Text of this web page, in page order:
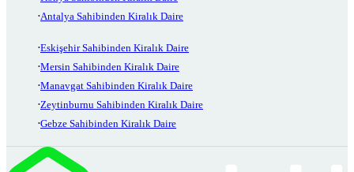
Antalya Sahibinden Kiralık Daire
Eskişehir Sahibinden Kiralık Daire
Mersin Sahibinden Kiralık Daire
Manavgat Sahibinden Kiralık Daire
Zeytinburnu Sahibinden Kiralık Daire
Gebze Sahibinden Kiralık Daire